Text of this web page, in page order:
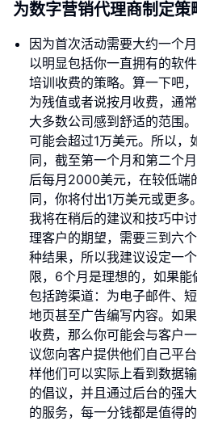
为数字营销代理商制定策
因为首次活动需要大约一个
以明显包括你一直拥有的软
培训收费的策略。算一下吧
为残值或者说按月收费，通
大多数公司感到舒适的范围
可能会超过1万美元。所以，
同，截至第一个月和第二个
后每月2000美元，在较低端
同，你将付出1万美元或更多
我将在稍后的建议和技巧中
理客户的期望，需要三到六
种结果，所以我建议设定一
限，6个月是理想的，如果
包括跨渠道：为电子邮件、
地页甚至广告编写内容。如
收费，那么你可能会与客户
议您向客户提供他们自己平
样他们可以实际上看到数据
的倡议，并且通过后台的强
的服务，每一分钱都是值得